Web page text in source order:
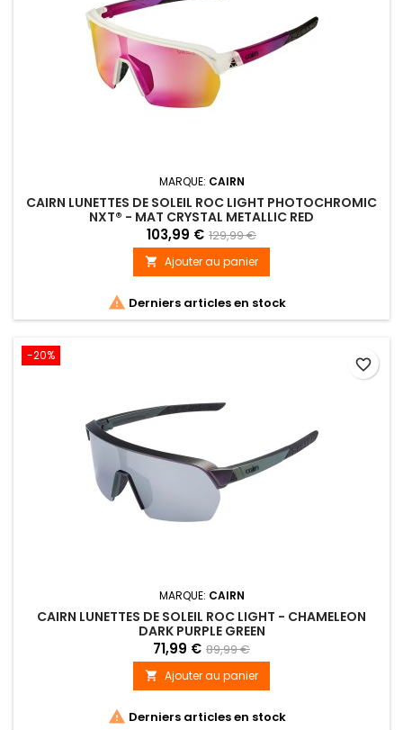
MARQUE: CAIRN
CAIRN LUNETTES DE SOLEIL ROC LIGHT PHOTOCHROMIC
NXT® - MAT CRYSTAL METALLIC RED
103,99 € 129,99 €
 Ajouter au panier
 Derniers articles en stock
-20%
MARQUE: CAIRN
CAIRN LUNETTES DE SOLEIL ROC LIGHT - CHAMELEON
DARK PURPLE GREEN
71,99 € 89,99 €
 Ajouter au panier
 Derniers articles en stock
favorite_border